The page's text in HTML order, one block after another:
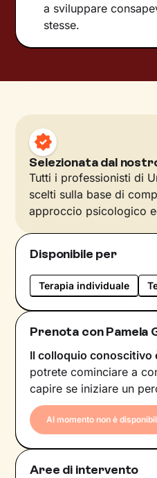
a sviluppare
stesse.
Selezionata dal
Tutti i professionisti di
scelti sulla base di
approccio psicologico
Disponibile per
Terapia individuale
Prenota con Pamela
Il colloquio conoscitivo
potrete cominciare a
capire se iniziare un
Al momento non è
Aree di intervento